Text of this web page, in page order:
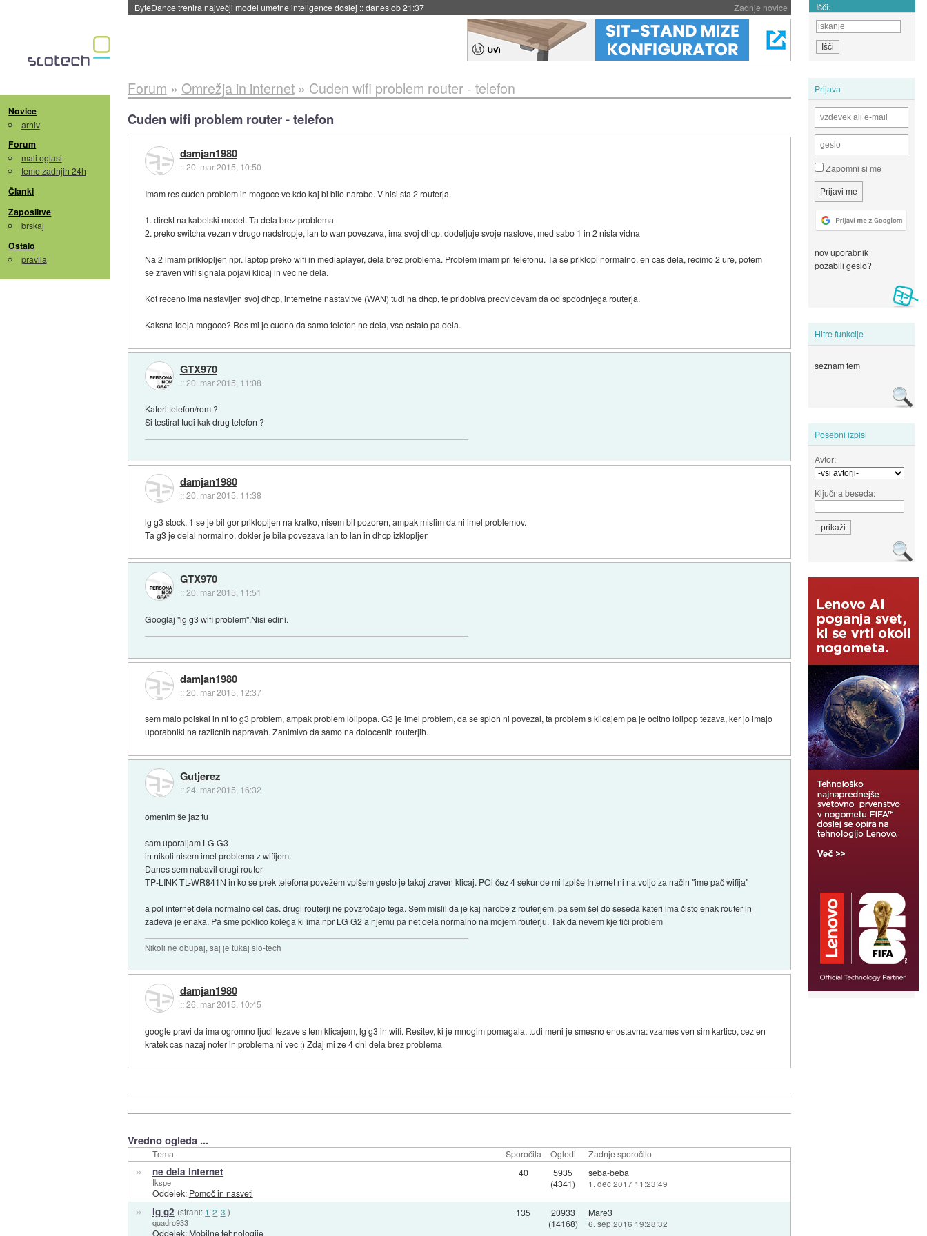
Zadnje novice
ByteDance trenira največji model umetne inteligence doslej ::danes ob 21:37 Išči:
Novice
arhiv
Forum
mali oglasi
teme zadnjih 24h
Članki
Zaposlitve
brskaj
Ostalo
pravila
Prijava
Zapomni si me
nov uporabnik
pozabili geslo?
Hitre funkcije
seznam tem
Posebni izpisi
Avtor:
Ključna beseda:
Forum » Omrežja in internet» Cuden wifi problem router - telefon
Cuden wifi problem router - telefon
damjan1980
::20. mar 2015, 10:50
Imam res cuden problem in mogoce ve kdo kaj bi bilo narobe. V hisi sta 2 routerja.
1. direkt na kabelski model. Ta dela brez problema
2. preko switcha vezan v drugo nadstropje, lan to wan povezava, ima svoj dhcp, dodeljuje svoje naslove, med sabo 1 in 2 nista vidna
Na 2 imam priklopljen npr. laptop preko wifi in mediaplayer, dela brez problema. Problem imam pri telefonu. Ta se priklopi normalno, en cas dela, recimo 2 ure, potem
se zraven wifi signala pojavi klicaj in vec ne dela.
Kot receno ima nastavljen svoj dhcp, internetne nastavitve (WAN) tudi na dhcp, te pridobiva predvidevam da od spdodnjega routerja.
Kaksna ideja mogoce? Res mi je cudno da samo telefon ne dela, vse ostalo pa dela.
GTX970
::20. mar 2015, 11:08
Kateri telefon/rom ?
Si testiral tudi kak drug telefon ?
damjan1980
::20. mar 2015, 11:38
lg g3 stock. 1 se je bil gor priklopljen na kratko, nisem bil pozoren, ampak mislim da ni imel problemov.
Ta g3 je delal normalno, dokler je bila povezava lan to lan in dhcp izklopljen
GTX970
::20. mar 2015, 11:51
Googlaj "lg g3 wifi problem".Nisi edini.
damjan1980
::20. mar 2015, 12:37
sem malo poiskal in ni to g3 problem, ampak problem lolipopa. G3 je imel problem, da se sploh ni povezal, ta problem s klicajem pa je ocitno lolipop tezava, ker jo imajo
uporabniki na razlicnih napravah. Zanimivo da samo na dolocenih routerjih.
Gutjerez
::24. mar 2015, 16:32
omenim še jaz tu
sam uporaljam LG G3
in nikoli nisem imel problema z wifijem.
Danes sem nabavil drugi router
TP-LINK TL-WR841N in ko se prek telefona povežem vpišem geslo je takoj zraven klicaj. POl čez 4 sekunde mi izpiše Internet ni na voljo za način "ime pač wifija"
a pol internet dela normalno cel čas. drugi routerji ne povzročajo tega. Sem mislil da je kaj narobe z routerjem. pa sem šel do seseda kateri ima čisto enak router in
zadeva je enaka. Pa sme poklico kolega ki ima npr LG G2 a njemu pa net dela normalno na mojem routerju. Tak da nevem kje tiči problem
Nikoli ne obupaj, saj je tukaj slo-tech
damjan1980
::26. mar 2015, 10:45
google pravi da ima ogromno ljudi tezave s tem klicajem, lg g3 in wifi. Resitev, ki je mnogim pomagala, tudi meni je smesno enostavna: vzames ven sim kartico, cez en
kratek cas nazaj noter in problema ni vec :) Zdaj mi ze 4 dni dela brez problema
Vredno ogleda ...
Tema Sporočila Ogledi Zadnje sporočilo
» ne dela internet
Ikspe
Oddelek: Pomoč in nasveti
40
5935
(4341)
seba-beba
1. dec 2017 11:23:49
» lg g2 (strani: 1 2 3 )
quadro933
Oddelek: Mobilne tehnologije
135
20933
(14168)
Mare3
6. sep 2016 19:28:32